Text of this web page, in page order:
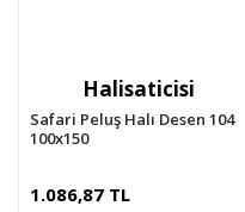
Halisaticisi
Safari Peluş Halı Desen 104
100x150
1.086,87 TL